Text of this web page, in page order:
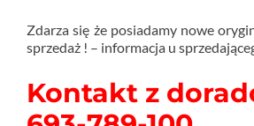
Zdarza się że posiadamy nowe
sprzedaż ! – informacja u
Kontakt z